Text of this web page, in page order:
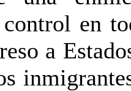
en
a